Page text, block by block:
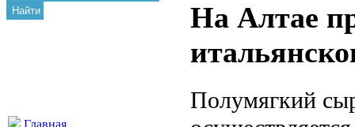
Найти
Главная
На Алтае
Полумягкий